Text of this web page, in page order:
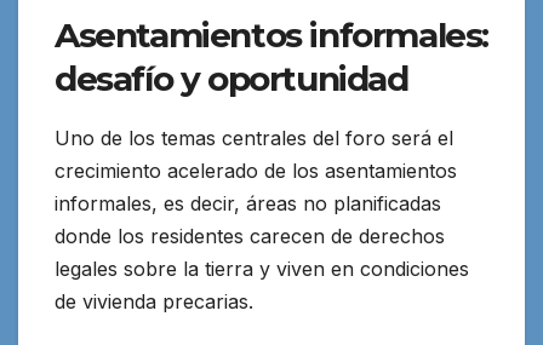
Asentamientos informales:
desafío y oportunidad
Uno de los temas centrales del foro será el
crecimiento acelerado de los asentamientos
informales, es decir, áreas no planificadas
donde los residentes carecen de derechos
legales sobre la tierra y viven en condiciones
de vivienda precarias.